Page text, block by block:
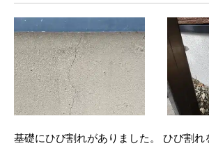
基礎にひび割れがありました。 ひび割れ